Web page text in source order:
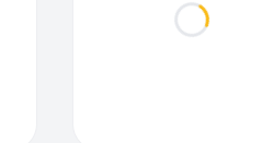
Loading...